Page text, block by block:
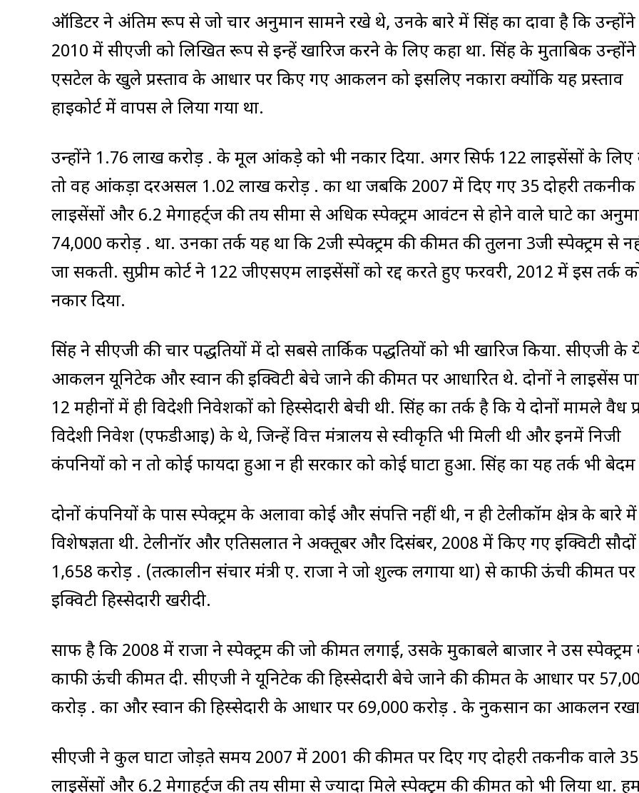
ऑडिटर ने अंतिम रूप से जो चार अनुमान सामने रखे थे, उनके बारे में सिंह का दावा है कि
2010 में सीएजी को लिखित रूप से इन्हें खारिज करने के लिए कहा था. सिंह के मुताबिक उन्होंने
एसटेल के खुले प्रस्ताव के आधार पर किए गए आकलन को इसलिए नकारा क्योंकि यह प्रस्ताव
हाइकोर्ट में वापस ले लिया गया था.
उन्होंने 1.76 लाख करोड़ रु. के मूल आंकड़े को भी नकार दिया. अगर सिर्फ 122 लाइसेंसों के
तो वह आंकड़ा दरअसल 1.02 लाख करोड़ रु. का था जबकि 2007 में दिए गए 35 दोहरी
लाइसेंसों और 6.2 मेगाहर्ट्ज की तय सीमा से अधिक स्पेक्ट्रम आवंटन से होने वाले घाटे का
74,000 करोड़ रु. था. उनका तर्क यह था कि 2जी स्पेक्ट्रम की कीमत की तुलना 3जी स्पेक्ट्रम से
जा सकती. सुप्रीम कोर्ट ने 122 जीएसएम लाइसेंसों को रद्द करते हुए फरवरी, 2012 में इस तर्क
नकार दिया.
सिंह ने सीएजी की चार पद्धतियों में दो सबसे तार्किक पद्धतियों को भी खारिज किया. सीएजी के
आकलन यूनिटेक और स्वान की इक्विटी बेचे जाने की कीमत पर आधारित थे. दोनों ने लाइसेंस
12 महीनों में ही विदेशी निवेशकों को हिस्सेदारी बेची थी. सिंह का तर्क है कि ये दोनों मामले वैध
विदेशी निवेश (एफडीआइ) के थे, जिन्हें वित्त मंत्रालय से स्वीकृति भी मिली थी और इनमें निजी
कंपनियों को न तो कोई फायदा हुआ न ही सरकार को कोई घाटा हुआ. सिंह का यह तर्क भी बेदम
दोनों कंपनियों के पास स्पेक्ट्रम के अलावा कोई और संपत्ति नहीं थी, न ही टेलीकॉम क्षेत्र के बारे
विशेषज्ञता थी. टेलीनॉर और एतिसलात ने अक्तूबर और दिसंबर, 2008 में किए गए इक्विटी
1,658 करोड़ रु. (तत्कालीन संचार मंत्री ए. राजा ने जो शुल्क लगाया था) से काफी ऊंची कीमत पर
इक्विटी हिस्सेदारी खरीदी.
साफ है कि 2008 में राजा ने स्पेक्ट्रम की जो कीमत लगाई, उसके मुकाबले बाजार ने उस स्पेक्ट्रम
काफी ऊंची कीमत दी. सीएजी ने यूनिटेक की हिस्सेदारी बेचे जाने की कीमत के आधार पर
करोड़ रु. का और स्वान की हिस्सेदारी के आधार पर 69,000 करोड़ रु. के नुकसान का आकलन
सीएजी ने कुल घाटा जोड़ते समय 2007 में 2001 की कीमत पर दिए गए दोहरी तकनीक वाले 35
लाइसेंसों और 6.2 मेगाहर्ट्ज की तय सीमा से ज्यादा मिले स्पेक्ट्रम की कीमत को भी लिया था.